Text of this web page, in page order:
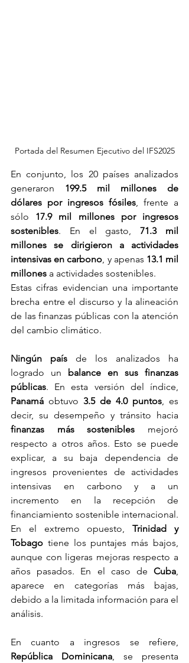
Portada del Resumen Ejecutivo del IFS2025
En conjunto, los 20 países analizados
generaron 199.5 mil millones de
dólares por ingresos fósiles, frente a
sólo 17.9 mil millones por ingresos
sostenibles. En el gasto, 71.3 mil
millones se dirigieron a actividades
intensivas en carbono, y apenas 13.1 mil
millones a actividades sostenibles.
Estas cifras evidencian una importante
brecha entre el discurso y la alineación
de las finanzas públicas con la atención
del cambio climático.
Ningún país de los analizados ha
logrado un
balance en sus finanzas
públicas
Panamá obtuvo 3.5 de 4.0 puntos, es
finanzas más sostenibles mejoró
respecto a otros años. Esto se puede
explicar, a su baja dependencia de
ingresos provenientes de actividades
intensivas en carbono y a un
incremento en la recepción de
financiamiento sostenible internacional.
En el extremo opuesto, Trinidad y
Tobago tiene los puntajes más bajos,
aunque con ligeras mejoras respecto a
años pasados. En el caso de Cuba,
aparece en categorías más bajas,
debido a la limitada información para el
análisis.
República Dominicana, se presenta